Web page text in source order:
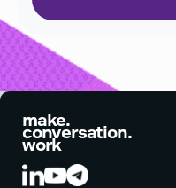
make.
conversation.
work